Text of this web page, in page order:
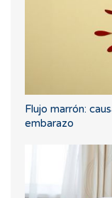
Flujo marrón:
embarazo